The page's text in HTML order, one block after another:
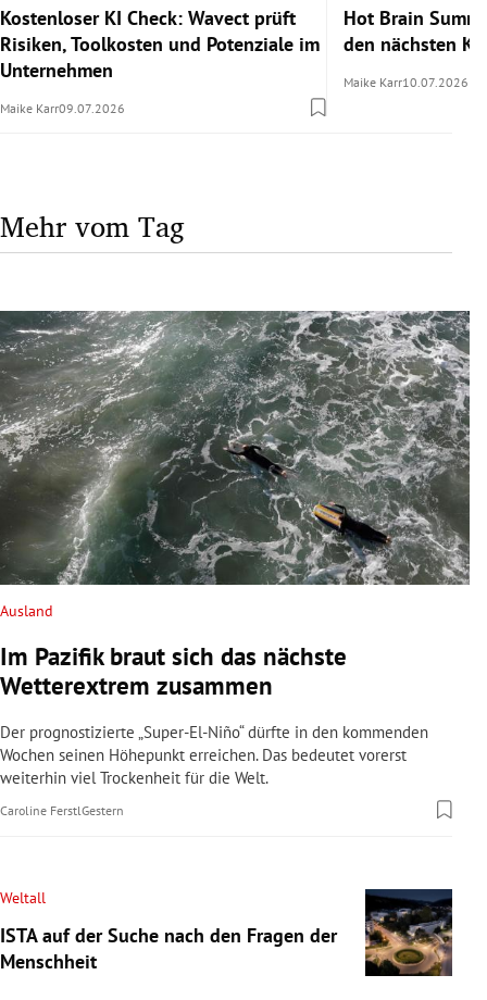
Kostenloser KI Check: Wavect prüft
Risiken, Toolkosten und Potenziale im
Unternehmen
Maike Karr09.07.2026
Hot Brain
den nächsten
Maike Karr10.07.2026
Mehr vom Tag
Ausland
Im Pazifik braut sich das nächste
Wetterextrem zusammen
Der prognostizierte „Super-El-Niño“ dürfte in den kommenden
Wochen seinen Höhepunkt erreichen. Das bedeutet vorerst
weiterhin viel Trockenheit für die Welt.
Caroline FerstlGestern
Weltall
ISTA auf der Suche nach den Fragen der
Menschheit